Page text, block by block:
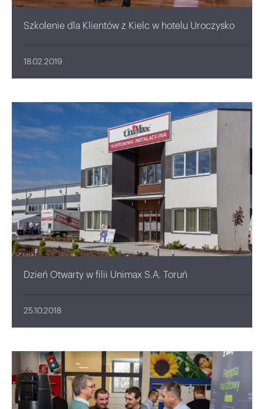
Szkolenie dla Klientów z Kielc w hotelu Uroczysko
18.02.2019
Dzień Otwarty w filii Unimax S.A. Toruń
25.10.2018